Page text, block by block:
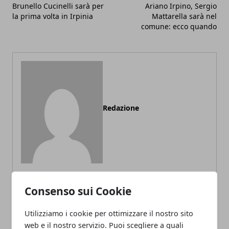
Consenso sui Cookie
Utilizziamo i cookie per ottimizzare il nostro sito
web e il nostro servizio. Puoi scegliere a quali
Brunello Cucinelli sarà per
la prima volta in Irpinia
Ariano Irpino, Sergio
Mattarella sarà nel
comune: ecco quando
Redazione